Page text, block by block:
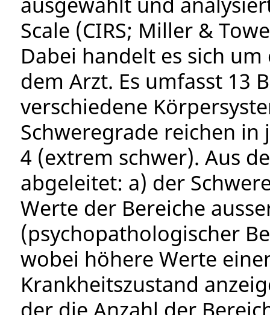
Scale (CIRS; Miller &
Dabei handelt es sich
dem Arzt. Es umfasst 13
verschiedene
Schweregrade reichen in
4 (extrem schwer). Aus
abgeleitet: a) der
Werte der Bereiche
(psychopathologischer
wobei höhere Werte
Krankheitszustand
der die Anzahl der